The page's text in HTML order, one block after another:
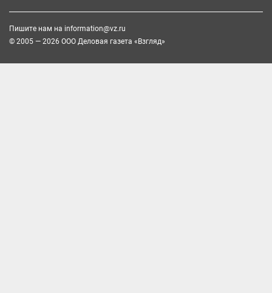
Пишите нам на information@vz.ru
© 2005 — 2026 ООО Деловая газета «Взгляд»